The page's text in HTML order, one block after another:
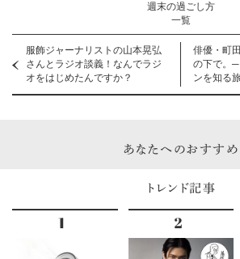
週末の過ごし方
一覧
服飾ジャーナリストの山本晃弘
さんとラジオ談義！なんでラジ
オをはじめたんですか？
俳優・町
の下で。─
ンを知る
あなたへのおすすめ
トレンド記事